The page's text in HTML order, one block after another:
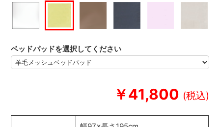
￥41,800
ベッドパッドを選択してください